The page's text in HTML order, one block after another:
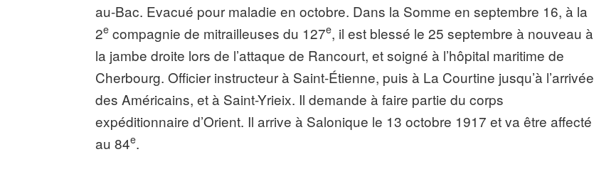
au-Bac. Evacué pour maladie en octobre. Dans la Somme en septembre 16, à la
2e compagnie de mitrailleuses du 127e, il est blessé le 25 septembre à nouveau à
la jambe droite lors de l’attaque de Rancourt, et soigné à l’hôpital maritime de
Cherbourg. Officier instructeur à Saint-Étienne, puis à La Courtine jusqu’à l’arrivée
des Américains, et à Saint-Yrieix. Il demande à faire partie du corps
expéditionnaire d’Orient. Il arrive à Salonique le 13 octobre 1917 et va être affecté
au 84e.